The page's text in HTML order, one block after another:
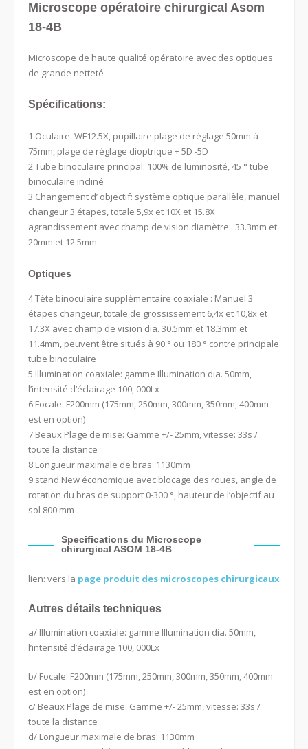
Microscope opératoire chirurgical Asom
18-4B
Microscope de haute qualité opératoire avec des optiques
de grande netteté .
Spécifications:
1 Oculaire: WF12.5X, pupillaire plage de réglage 50mm à
75mm, plage de réglage dioptrique + 5D -5D
2 Tube binoculaire principal: 100% de luminosité, 45 ° tube
binoculaire incliné
3 Changement d’ objectif: système optique parallèle, manuel
changeur 3 étapes, totale 5,9x et 10X et 15.8X
agrandissement avec champ de vision diamètre: 33.3mm et
20mm et 12.5mm
Optiques
4 Tète binoculaire supplémentaire coaxiale : Manuel 3
étapes changeur, totale de grossissement 6,4x et 10,8x et
17.3X avec champ de vision dia. 30.5mm et 18.3mm et
11.4mm, peuvent être situés à 90 ° ou 180 ° contre principale
tube binoculaire
5 Illumination coaxiale: gamme Illumination dia. 50mm,
l’intensité d’éclairage 100, 000Lx
6 Focale: F200mm (175mm, 250mm, 300mm, 350mm, 400mm
est en option)
7 Beaux Plage de mise: Gamme +/- 25mm, vitesse: 33s /
toute la distance
8 Longueur maximale de bras: 1130mm
9 stand New économique avec blocage des roues, angle de
rotation du bras de support 0-300 °, hauteur de l’objectif au
sol 800 mm
Specifications du Microscope
chirurgical ASOM 18-4B
lien: vers la page produit des microscopes chirurgicaux
Autres détails techniques
a/ Illumination coaxiale: gamme Illumination dia. 50mm,
l’intensité d’éclairage 100, 000Lx
b/ Focale: F200mm (175mm, 250mm, 300mm, 350mm, 400mm
est en option)
c/ Beaux Plage de mise: Gamme +/- 25mm, vitesse: 33s /
toute la distance
d/ Longueur maximale de bras: 1130mm